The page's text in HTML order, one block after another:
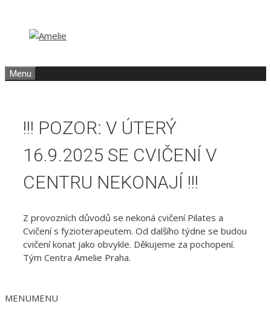
obsah
obsah
Menu
!!! POZOR: V ÚTERÝ
16.9.2025 SE CVIČENÍ V
CENTRU NEKONAJÍ !!!
Z provozních důvodů se nekoná cvičení Pilates a
Cvičení s fyzioterapeutem. Od dalšího týdne se budou
cvičení konat jako obvykle. Děkujeme za pochopení.
Tým Centra Amelie Praha.
MENUMENU